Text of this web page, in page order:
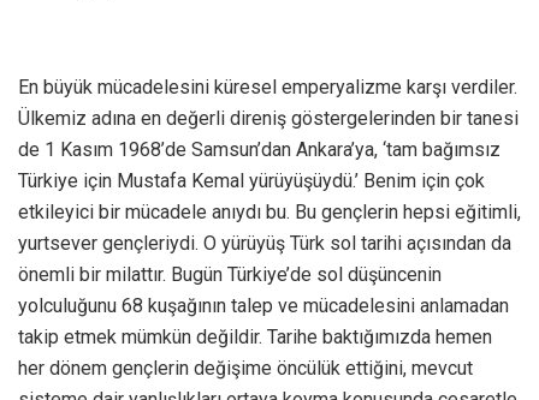
En büyük mücadelesini küresel emperyalizme karşı verdiler.
Ülkemiz adına en değerli direniş göstergelerinden bir tanesi
de 1 Kasım 1968’de Samsun’dan Ankara’ya, ‘tam bağımsız
Türkiye için Mustafa Kemal yürüyüşüydü.’ Benim için çok
etkileyici bir mücadele anıydı bu. Bu gençlerin hepsi eğitimli,
yurtsever gençleriydi. O yürüyüş Türk sol tarihi açısından da
önemli bir milattır. Bugün Türkiye’de sol düşüncenin
yolculuğunu 68 kuşağının talep ve mücadelesini anlamadan
takip etmek mümkün değildir. Tarihe baktığımızda hemen
her dönem gençlerin değişime öncülük ettiğini, mevcut